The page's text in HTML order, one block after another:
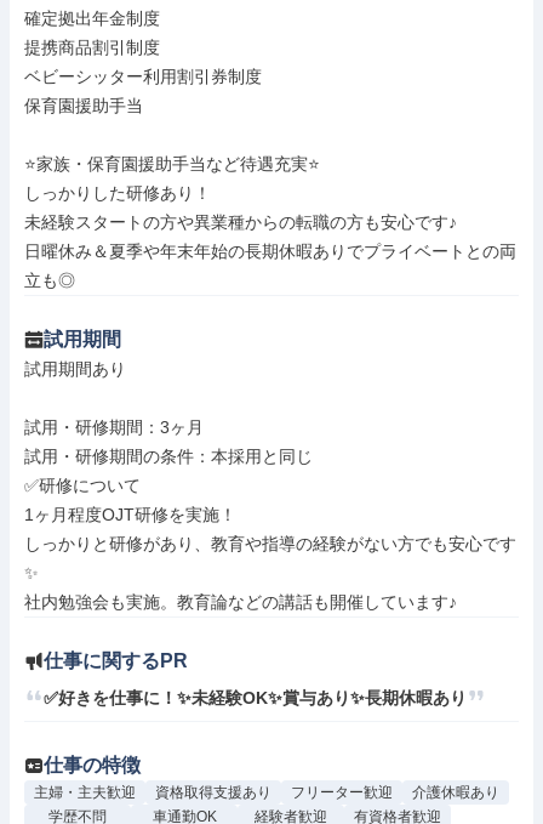
確定拠出年金制度
提携商品割引制度
ベビーシッター利用割引券制度
保育園援助手当
⭐家族・保育園援助手当など待遇充実⭐
しっかりした研修あり！
未経験スタートの方や異業種からの転職の方も安心です♪
日曜休み＆夏季や年末年始の長期休暇ありでプライベートとの両
立も◎
試用期間
試用期間あり
試用・研修期間：3ヶ月
試用・研修期間の条件：本採用と同じ
✅研修について
1ヶ月程度OJT研修を実施！
しっかりと研修があり、教育や指導の経験がない方でも安心です
✨
仕事に関するPR
✅好きを仕事に！✨未経験OK✨賞与あり✨長期休暇あり
仕事の特徴
主婦・主夫歓迎 資格取得支援あり フリーター歓迎
介護休暇あり
学歴不問
車通勤OK 経験者歓迎 有資格者歓迎